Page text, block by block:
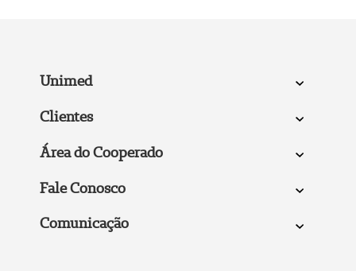
Unimed
Clientes
Área do Cooperado
Fale Conosco
Comunicação